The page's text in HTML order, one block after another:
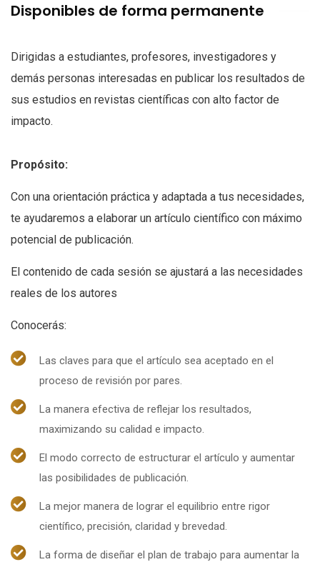
Disponibles de forma permanente
Dirigidas a estudiantes, profesores, investigadores y
demás personas interesadas en publicar los resultados de
sus estudios en revistas científicas con alto factor de
impacto.
Propósito:
Con una orientación práctica y adaptada a tus necesidades,
te ayudaremos a elaborar un artículo científico con máximo
potencial de publicación.
El contenido de cada sesión se ajustará a las necesidades
reales de los autores
Conocerás:
Las claves para que el artículo sea aceptado en el
proceso de revisión por pares.
La manera efectiva de reflejar los resultados,
maximizando su calidad e impacto.
El modo correcto de estructurar el artículo y aumentar
las posibilidades de publicación.
La mejor manera de lograr el equilibrio entre rigor
científico, precisión, claridad y brevedad.
La forma de diseñar el plan de trabajo para aumentar la